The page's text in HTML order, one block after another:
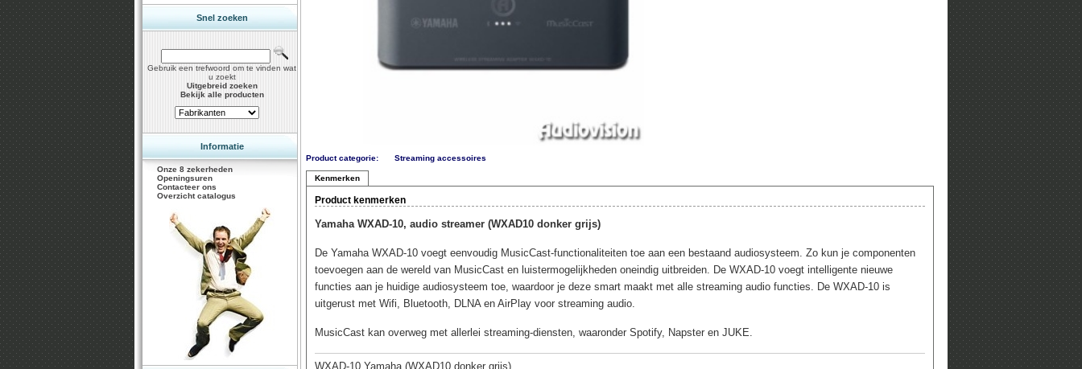
Snel zoeken
Gebruik een trefwoord om te vinden wat
u zoekt
Uitgebreid zoeken
Bekijk alle producten
Informatie
Onze 8 zekerheden
Openingsuren
Contacteer ons
Overzicht catalogus
Product categorie: Streaming accessoires
Kenmerken
Product kenmerken
Yamaha WXAD-10, audio streamer (WXAD10 donker grijs)
De Yamaha WXAD-10 voegt eenvoudig MusicCast-functionaliteiten toe aan een bestaand audiosysteem. Zo kun je componenten
toevoegen aan de wereld van MusicCast en luistermogelijkheden oneindig uitbreiden. De WXAD-10 voegt intelligente nieuwe
functies aan je huidige audiosysteem toe, waardoor je deze smart maakt met alle streaming audio functies. De WXAD-10 is
uitgerust met Wifi, Bluetooth, DLNA en AirPlay voor streaming audio.
MusicCast kan overweg met allerlei streaming-diensten, waaronder Spotify, Napster en JUKE.
WXAD-10 Yamaha (WXAD10 donker grijs)